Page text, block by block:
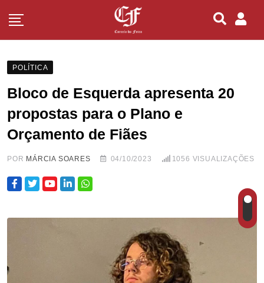
POLÍTICA
Bloco de Esquerda apresenta 20
propostas para o Plano e
Orçamento de Fiães
POR MÁRCIA SOARES 04/10/2023 1056 VISUALIZAÇÕES